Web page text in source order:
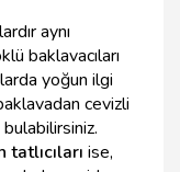
aynı
baklavacıları
yoğun ilgi
cevizli
tatlıcıları ise,